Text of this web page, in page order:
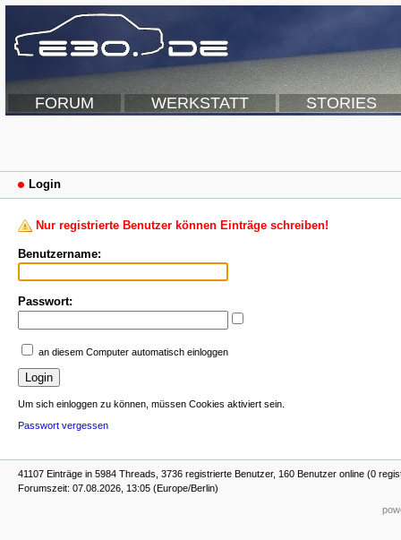
FORUM WERKSTATT STORIES
Login
Nur registrierte Benutzer können Einträge schreiben!
Benutzername:
Passwort:
an diesem Computer automatisch einloggen
Um sich einloggen zu können, müssen Cookies aktiviert sein.
Passwort vergessen
41107 Einträge in 5984 Threads, 3736 registrierte Benutzer, 160 Benutzer online (0
Forumszeit: 07.08.2026, 13:05 (Europe/Berlin)